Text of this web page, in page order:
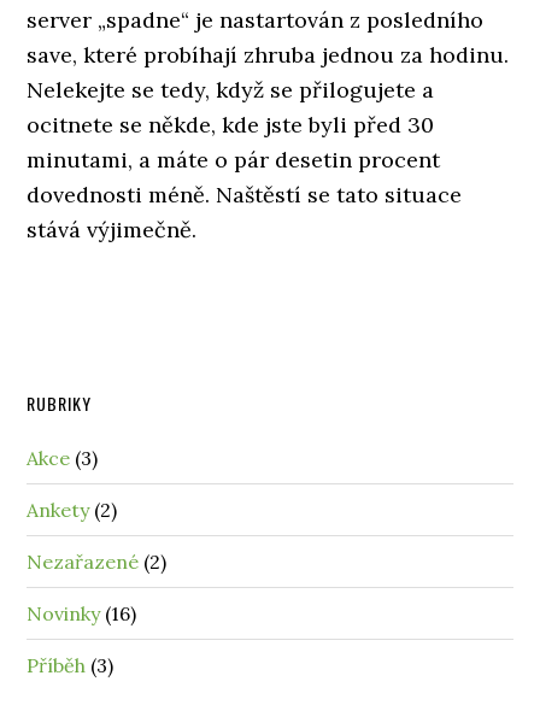
server „spadne“ je nastartován z posledního
save, které probíhají zhruba jednou za hodinu.
Nelekejte se tedy, když se přilogujete a
ocitnete se někde, kde jste byli před 30
minutami, a máte o pár desetin procent
dovednosti méně. Naštěstí se tato situace
stává výjimečně.
RUBRIKY
Akce (3)
Ankety(2)
Nezařazené (2)
Novinky(16)
Příběh (3)